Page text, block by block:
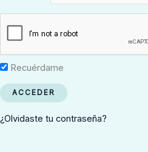
Recuérdame
¿Olvidaste tu contraseña?